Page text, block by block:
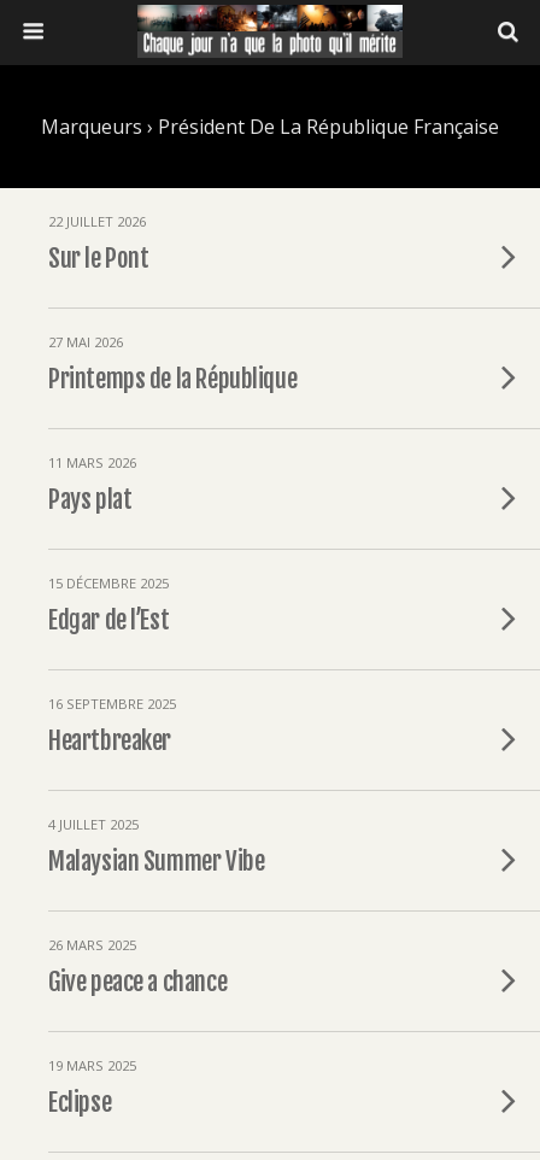
Marqueurs › Président De La République Française
22 JUILLET 2026
Sur le Pont
27 MAI 2026
Printemps de la République
11 MARS 2026
Pays plat
15 DÉCEMBRE 2025
Edgar de l’Est
16 SEPTEMBRE 2025
Heartbreaker
4 JUILLET 2025
Malaysian Summer Vibe
26 MARS 2025
Give peace a chance
19 MARS 2025
Eclipse